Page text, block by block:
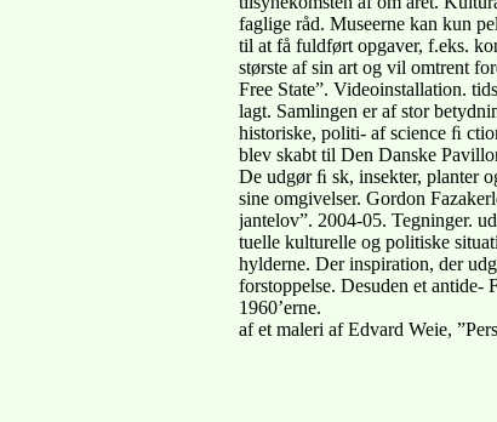
faglige råd. Museerne kan kun
til at få fuldført opgaver, f.eks.
største af sin art og vil omtrent
Free State”. Videoinstallation.
lagt. Samlingen er af stor
historiske, politi- af science ﬁ
blev skabt til Den Danske
De udgør ﬁ sk, insekter, planter
sine omgivelser. Gordon
jantelov”. 2004-05. Tegninger.
tuelle kulturelle og politiske
hylderne. Der inspiration, der
forstoppelse. Desuden et
1960’erne.
af et maleri af Edvard Weie,